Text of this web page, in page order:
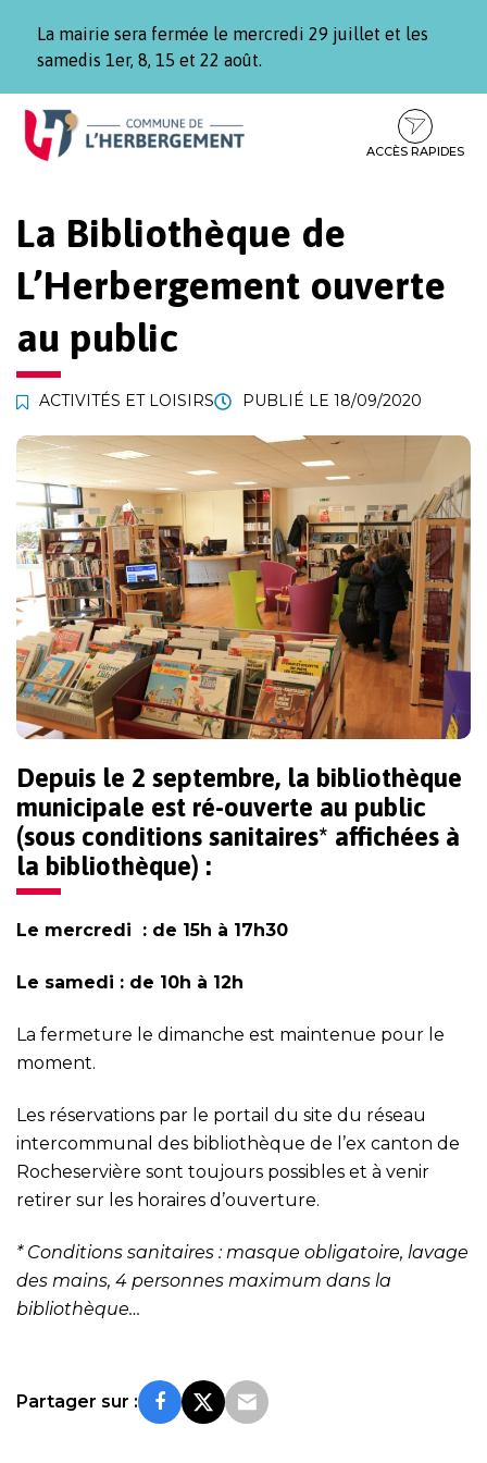
La mairie sera fermée le mercredi 29 juillet et les
samedis 1er, 8, 15 et 22 août.
Aller
Aller
contenu
Aller
pied
ACCÈS RAPIDES
La Bibliothèque de
L’Herbergement ouverte
au public
ACTIVITÉS ET LOISIRS PUBLIÉ LE 18/09/2020
Depuis le 2 septembre, la bibliothèque
municipale est ré-ouverte au public
(sous conditions sanitaires* affichées à
la bibliothèque) :
Le mercredi : de 15h à 17h30
Le samedi : de 10h à 12h
La fermeture le dimanche est maintenue pour le
moment.
Les réservations par le portail du site du réseau
intercommunal des bibliothèque de l’ex canton de
Rocheservière sont toujours possibles et à venir
retirer sur les horaires d’ouverture.
* Conditions sanitaires : masque obligatoire, lavage
des mains, 4 personnes maximum dans la
bibliothèque…
Partager sur :